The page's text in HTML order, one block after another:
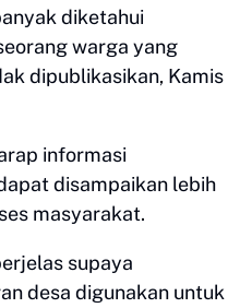
diketahui
warga yang
dipublikasikan, Kamis
informasi
disampaikan lebih
masyarakat.
supaya
desa digunakan untuk